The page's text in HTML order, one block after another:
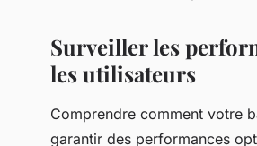
Surveiller les
les utilisateurs
Comprendre comment votre
garantir des performances